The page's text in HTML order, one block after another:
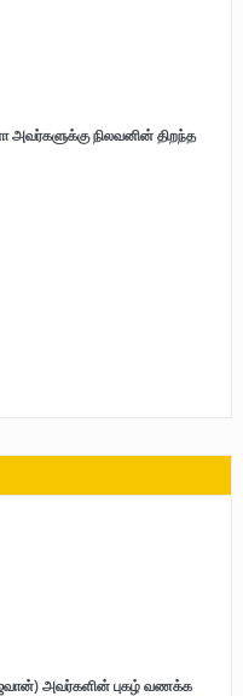
அவர்களுக்கு நிலவனின் திறந்த
(ஜவான்) அவர்களின் புகழ் வணக்க